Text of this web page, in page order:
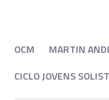
OCM MARTIN
CICLO JOVENS